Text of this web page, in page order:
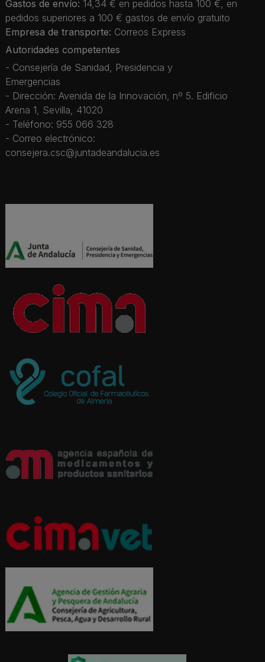
Gastos de envío: 14,34 € en pedidos hasta 100 €, en
pedidos superiores a 100 € gastos de envío gratuito
Empresa de transporte: Correos Express
Autoridades competentes
- Consejería de Sanidad, Presidencia y
Emergencias
- Dirección: Avenida de la Innovación, nº 5. Edificio
Arena 1, Sevilla, 41020
- Teléfono: 955 066 328
- Correo electrónico:
consejera.csc@juntadeandalucia.es